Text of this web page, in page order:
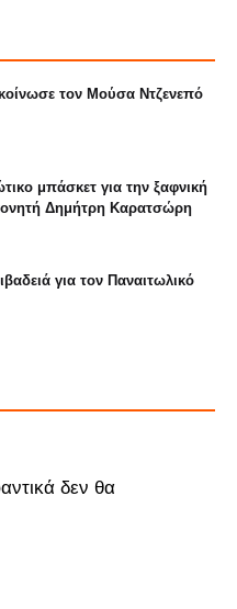
τον Μούσα Ντζενεπό
μπάσκετ για την ξαφνική
Δημήτρη Καρατσώρη
για τον Παναιτωλικό
δεν θα